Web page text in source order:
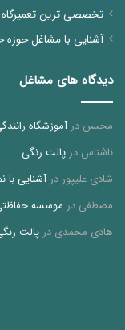
تخصصی ترین
آشنایی با مشاغل حوزه
دیدگاه های مشاغل
محسن درآموزشگاه
ناشناس درپالت رنگی
شادی علیپوردرآشنایی با
مصطفی در موسسه
هادی محمدی درپالت